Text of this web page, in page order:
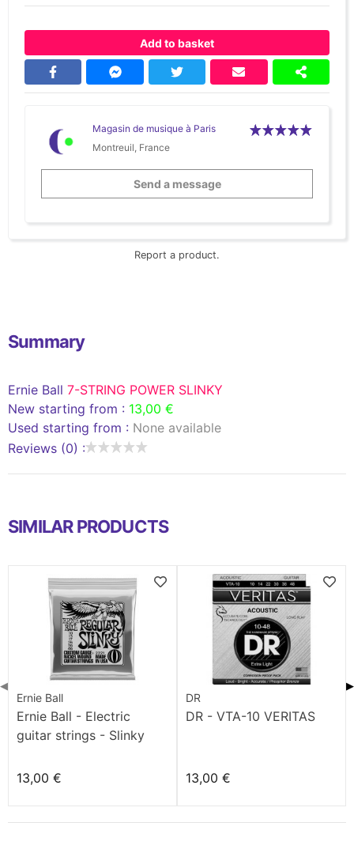
Add to basket
Magasin de musique à Paris
Montreuil, France
Send a message
Report a product.
Summary
Ernie Ball 7-STRING POWER SLINKY
New starting from : 13,00 €
Used starting from : None available
Reviews (0) :
SIMILAR PRODUCTS
Ernie Ball
Ernie Ball - Electric
guitar strings - Slinky
13,00 €
DR
DR - VTA-10 VERITAS
13,00 €
◀ ▶